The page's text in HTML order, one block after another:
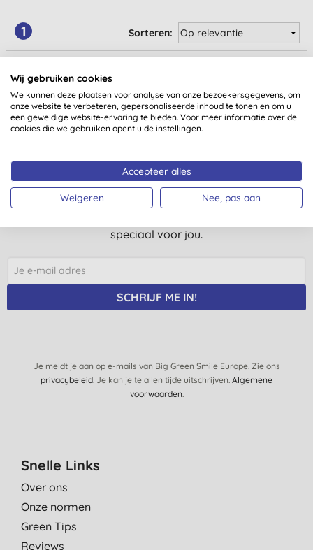
1 Sorteren:
glimlach?
Schrijf je in op onze mailinglijst en je krijgt regelmatig
speciaal voor jou.
SCHRIJF ME IN!
Je meldt je aan op e-mails van Big Green Smile Europe. Zie ons
privacybeleid. Je kan je te allen tijde uitschrijven. Algemene
voorwaarden.
Snelle Links
Over ons
Onze normen
Green Tips
Reviews
Wij gebruiken cookies
We kunnen deze plaatsen voor analyse van onze bezoekersgegevens, om
onze website te verbeteren, gepersonaliseerde inhoud te tonen en om u
een geweldige website-ervaring te bieden. Voor meer informatie over de
cookies die we gebruiken opent u de instellingen.
Accepteer alles
Weigeren Nee, pas aan